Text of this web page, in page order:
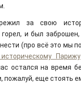
за свою
и был
(про всё это мы
Парижу
остался на время
пожалуй, еще стоять